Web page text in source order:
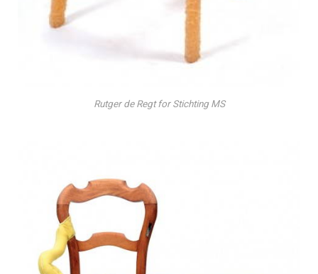
Rutger de Regt for Stichting MS